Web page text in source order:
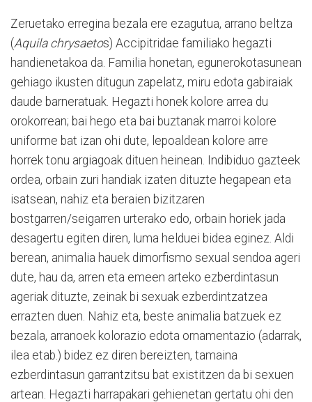
Zeruetako erregina bezala ere ezagutua, arrano beltza
(Aquila chrysaetos) Accipitridae familiako hegazti
handienetakoa da. Familia honetan, egunerokotasunean
gehiago ikusten ditugun zapelatz, miru edota gabiraiak
daude barneratuak. Hegazti honek kolore arrea du
orokorrean; bai hego eta bai buztanak marroi kolore
uniforme bat izan ohi dute, lepoaldean kolore arre
horrek tonu argiagoak dituen heinean. Indibiduo gazteek
ordea, orbain zuri handiak izaten dituzte hegapean eta
isatsean, nahiz eta beraien bizitzaren
bostgarren/seigarren urterako edo, orbain horiek jada
desagertu egiten diren, luma helduei bidea eginez. Aldi
berean, animalia hauek dimorfismo sexual sendoa ageri
dute, hau da, arren eta emeen arteko ezberdintasun
ageriak dituzte, zeinak bi sexuak ezberdintzatzea
errazten duen. Nahiz eta, beste animalia batzuek ez
bezala, arranoek kolorazio edota ornamentazio (adarrak,
ilea etab.) bidez ez diren bereizten, tamaina
ezberdintasun garrantzitsu bat existitzen da bi sexuen
artean. Hegazti harrapakari gehienetan gertatu ohi den